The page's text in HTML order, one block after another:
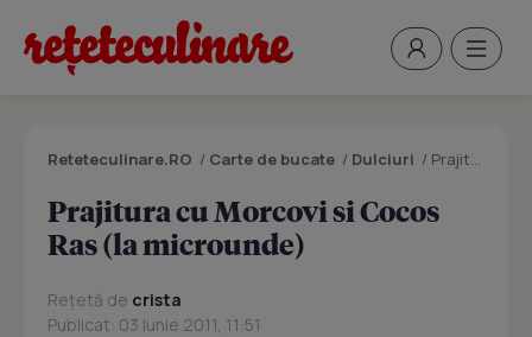
Reteteculinare.RO / Carte de bucate / Dulciuri / Prajitura cu Morcovi si Cocos Ras (la microunde)
Prajitura cu Morcovi si Cocos
Ras (la microunde)
Rețetă de crista
Publicat: 03 Iunie 2011, 11:51